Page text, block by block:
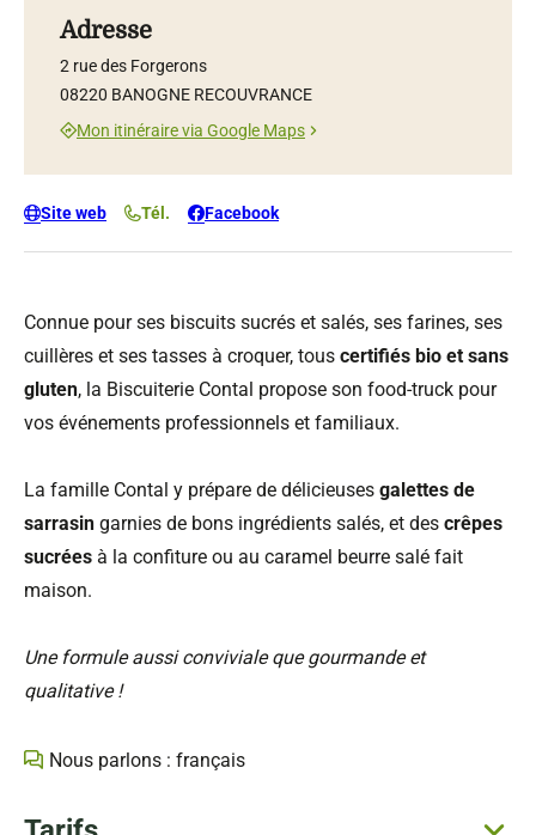
Connue pour ses biscuits sucrés et salés, ses farines, ses
cuillères et ses tasses à croquer, tous certifiés bio et sans
gluten, la Biscuiterie Contal propose son food-truck pour
vos événements professionnels et familiaux.
La famille Contal y prépare de délicieuses galettes de
sarrasin garnies de bons ingrédients salés, et des crêpes
sucrées à la confiture ou au caramel beurre salé fait
maison.
Une formule aussi conviviale que gourmande et
qualitative !
Nous parlons : français
Adresse
2 rue des Forgerons
08220 BANOGNE RECOUVRANCE
Mon itinéraire via Google Maps
Site web Tél. Facebook